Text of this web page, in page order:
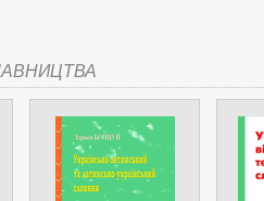
СЦЕНАРІЯХ). АНТОНІНА